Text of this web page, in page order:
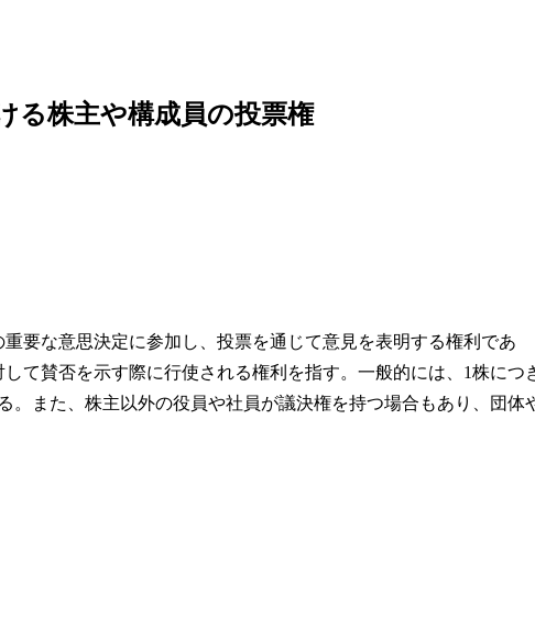
る株主や構成員の投票権
要な意思決定に参加し、投票を通じて意見を表明する権利であ
て賛否を示す際に行使される権利を指す。一般的には、1株につ
。また、株主以外の役員や社員が議決権を持つ場合もあり、団体